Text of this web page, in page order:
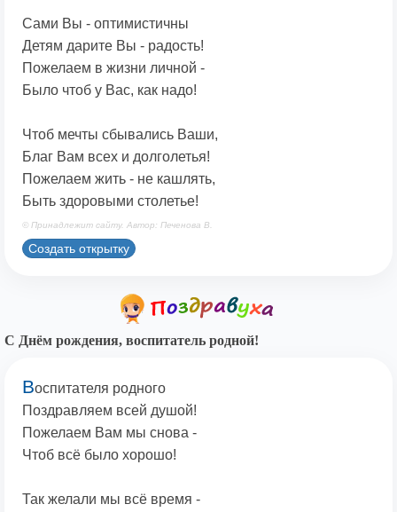
Сами Вы - оптимистичны
Детям дарите Вы - радость!
Пожелаем в жизни личной -
Было чтоб у Вас, как надо!
Чтоб мечты сбывались Ваши,
Благ Вам всех и долголетья!
Пожелаем жить - не кашлять,
Быть здоровыми столетье!
© Принадлежит сайту. Автор: Печенова В.
Создать открытку
С Днём рождения, воспитатель родной!
Воспитателя родного
Поздравляем всей душой!
Пожелаем Вам мы снова -
Чтоб всё было хорошо!
Так желали мы всё время -